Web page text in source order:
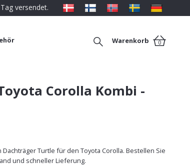
versendet.
Warenkorb 0
Corolla Kombi -
Turtle für den Toyota Corolla. Bestellen Sie
und schneller Lieferung.